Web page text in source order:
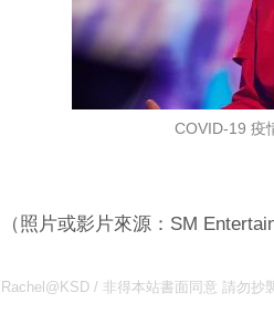
COVID-19 疫
（照片或影片來源：SM
Rachel@KSD / 非得本站書面同意 請勿